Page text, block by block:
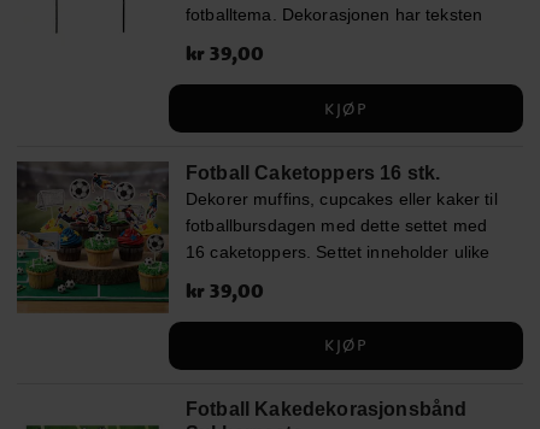
fotballtema. Dekorasjonen har teksten
av fotballer, mål og fotballspillere som
fotballbursdagen. Kakedekorasjonen er
pinnene og blir raskt et flott midtpunkt på
dessertbordet. ✔ Høyde: ca 13 cm ✔
Kakedekorasjon med Happy Birthday-
tekst og fotballmotiv ✔ Passer perfekt til
fotballbursdager
Pris:kr 39,00
kr 39,00
KJØP
Fotball Caketoppers 16 stk.
Dekorer muffins, cupcakes eller kaker til
fotballbursdagen med dette settet med
16 caketoppers. Settet inneholder ulike
fotballmål og sporty detaljer som raskt
Caketoppers er enkle å plassere i
skape et gjennomført dessertbord til en
Pris:kr 39,00
kr 39,00
KJØP
Fotball Kakedekorasjonsbånd